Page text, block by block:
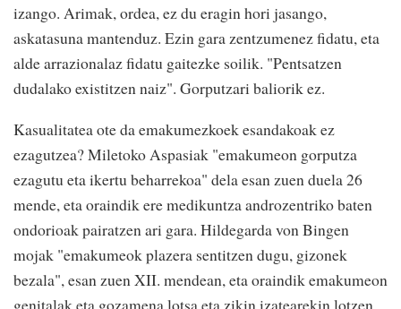
izango. Arimak, ordea, ez du eragin hori jasango,
askatasuna mantenduz. Ezin gara zentzumenez fidatu, eta
alde arrazionalaz fidatu gaitezke soilik. "Pentsatzen
dudalako existitzen naiz". Gorputzari baliorik ez.
Kasualitatea ote da emakumezkoek esandakoak ez
ezagutzea? Miletoko Aspasiak "emakumeon gorputza
ezagutu eta ikertu beharrekoa" dela esan zuen duela 26
mende, eta oraindik ere medikuntza androzentriko baten
ondorioak pairatzen ari gara. Hildegarda von Bingen
mojak "emakumeok plazera sentitzen dugu, gizonek
bezala", esan zuen XII. mendean, eta oraindik emakumeon
genitalak eta gozamena lotsa eta zikin izatearekin lotzen